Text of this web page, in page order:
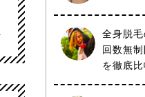
全身脱
回数無
を徹底比